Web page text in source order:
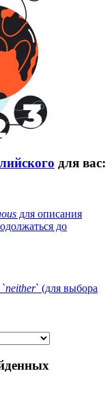
для вас:
для описания
до
neither` (для выбора